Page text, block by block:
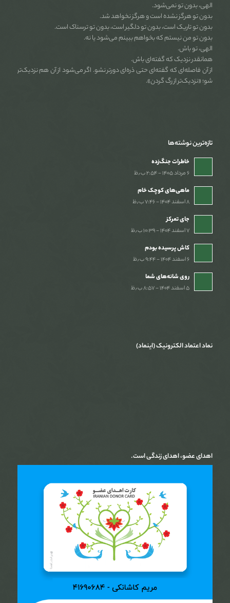
الهی، بدون تو نمی‌شود.
بدون تو هرگز نشده است و هرگز نخواهد شد.
بدون تو تاریک است، بدون تو دلگیر است، بدون تو ترسناک است.
بدون تو من نیستم که بخواهم ببینم می‌شود یا نه.
الهی، تو باش.
همانقدر نزدیک که گفته‌ای باش.
از آن فاصله‌ای که گفته‌ای حتی ذره‌ای دورتر نشو. اگر می‌شود از آن هم نزدیک‌تر
شو؛ «نزدیک‌تر از رگ گردن».
تازه‌ترین نوشته‌ها
خاطرات جنگ‌‌زده
۶ مرداد ۱۴۰۵ - ۲:۵۴ ب٫ظ
ماهی‌های کوچک خام
۸ اسفند ۱۴۰۴ - ۷:۴۶ ب٫ظ
جای تمرکز
۷ اسفند ۱۴۰۴ - ۱۰:۳۹ ب٫ظ
کاش پرسیده بودم
۶ اسفند ۱۴۰۴ - ۹:۴۴ ب٫ظ
روی شانه‌های شما
۵ اسفند ۱۴۰۴ - ۸:۵۷ ب٫ظ
نماد اعتماد الکترونیک (اینماد)
اهدای عضو، اهدای زندگی است.